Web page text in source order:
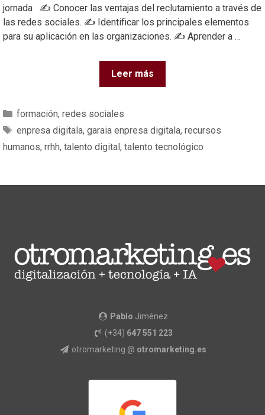
jornada ✍️ Conocer las ventajas del reclutamiento a través de
las redes sociales. ✍️ Identificar los principales elementos
para su aplicación en las organizaciones. ✍️ Aprender a …
Leer más
formación, redes sociales
enpresa digitala, garaia enpresa digitala, recursos
humanos, rrhh, talento digital, talento tecnológico
Pablo Jiménez
(+34) 647 551 223
otromarketing @ otromarketing.es